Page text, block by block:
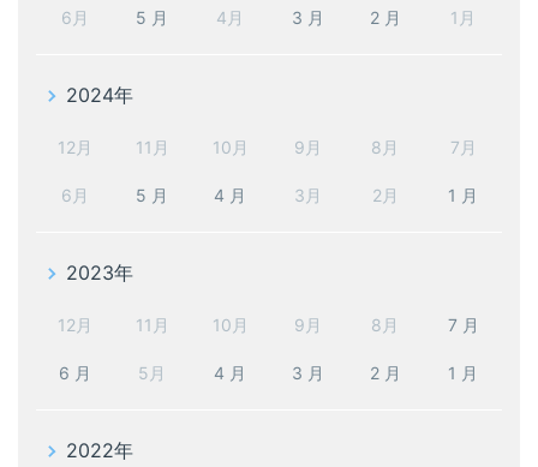
6月 5 月 4月 3 月 2 月 1月
2024年
12月 11月 10月 9月 8月 7月
6月 5 月 4 月 3月 2月 1 月
2023年
12月 11月 10月 9月 8月 7 月
6 月 5月 4 月 3 月 2 月 1 月
2022年